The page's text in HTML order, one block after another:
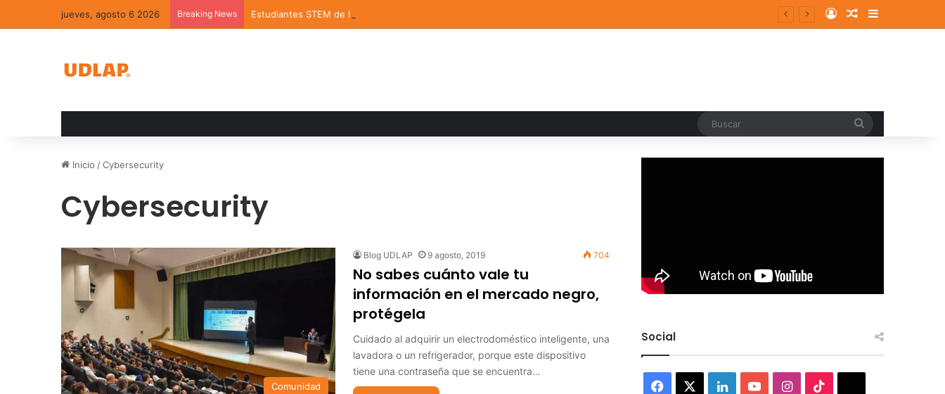
jueves, agosto 6 2026 Breaking News Estudiantes STEM de la UDLAP destacan en el MUTVI 2026 Log InRandom Article
Sidebar
Inicio /Cybersecurity
Cybersecurity
Comunidad
Blog UDLAP 9 agosto, 2019 704
No sabes cuánto vale tu
información en el mercado negro,
protégela
Cuidado al adquirir un electrodoméstico inteligente, una
lavadora o un refrigerador, porque este dispositivo
tiene una contraseña que se encuentra…
Social
Facebook LinkedInYouTubeInstagram